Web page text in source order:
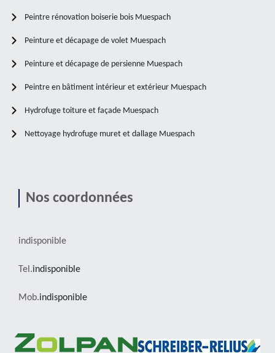
Peintre rénovation boiserie bois Muespach
Peinture et décapage de volet Muespach
Peinture et décapage de persienne Muespach
Peintre en bâtiment intérieur et extérieur Muespach
Hydrofuge toiture et façade Muespach
Nettoyage hydrofuge muret et dallage Muespach
Nos coordonnées
indisponible
Tel.indisponible
Mob.indisponible